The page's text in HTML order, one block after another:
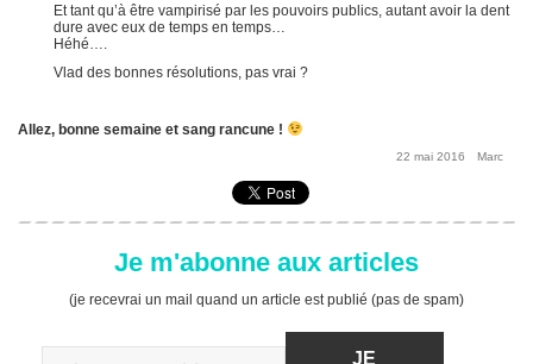
Et tant qu’à être vampirisé par les pouvoirs publics, autant avoir la dent
dure avec eux de temps en temps…
Héhé….
Vlad des bonnes résolutions, pas vrai ?
Allez, bonne semaine et sang rancune !
Posted
22 mai 2016 By
Marc
Je m'abonne aux articles
(je recevrai un mail quand un article est publié (pas de spam)